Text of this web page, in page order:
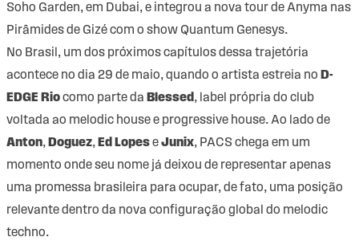
Soho Garden, em Dubai, e integrou a nova tour de Anyma nas
Pirâmides de Gizé com o show Quantum Genesys.
No Brasil, um dos próximos capítulos dessa trajetória
acontece no dia 29 de maio, quando o artista estreia no D-
EDGE Riocomo parte da Blessed, label própria do club
voltada ao melodic house e progressive house. Ao lado de
Anton,Doguez,Ed LopeseJunix, PACS chega em um
momento onde seu nome já deixou de representar apenas
uma promessa brasileira para ocupar, de fato, uma posição
relevante dentro da nova configuração global do melodic
techno.